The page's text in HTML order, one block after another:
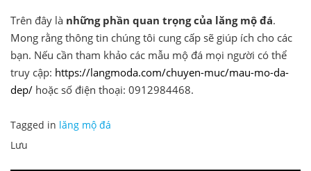
Trên đây là những phần quan trọng của lăng mộ đá.
Mong rằng thông tin chúng tôi cung cấp sẽ giúp ích cho các
bạn. Nếu cần tham khảo các mẫu mộ đá mọi người có thể
truy cập: https://langmoda.com/chuyen-muc/mau-mo-da-
dep/ hoặc số điện thoại: 0912984468.
Tagged in lăng mộ đá
Lưu